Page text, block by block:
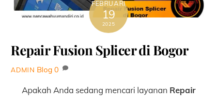
FEBRUARI
19
2025
Repair Fusion Splicer di Bogor
ADMIN Blog 0
Apakah Anda sedang mencari layanan Repair